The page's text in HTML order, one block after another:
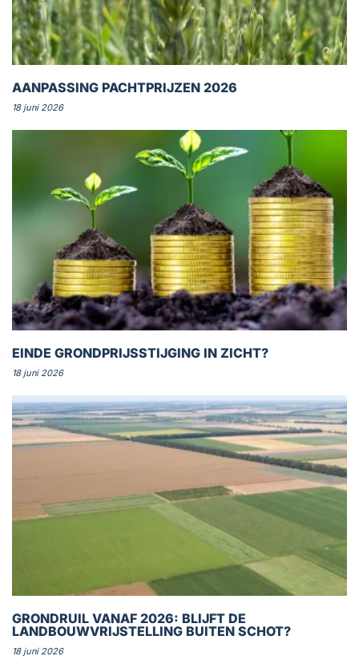
AANPASSING PACHTPRIJZEN 2026
18 juni 2026
EINDE GRONDPRIJSSTIJGING IN ZICHT?
18 juni 2026
GRONDRUIL VANAF 2026: BLIJFT DE
LANDBOUWVRIJSTELLING BUITEN SCHOT?
18 juni 2026